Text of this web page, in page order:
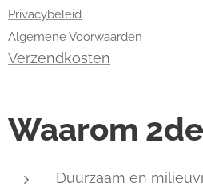
Privacybeleid
Algemene Voorwaarden
Verzendkosten
Waarom
Duurzaam en